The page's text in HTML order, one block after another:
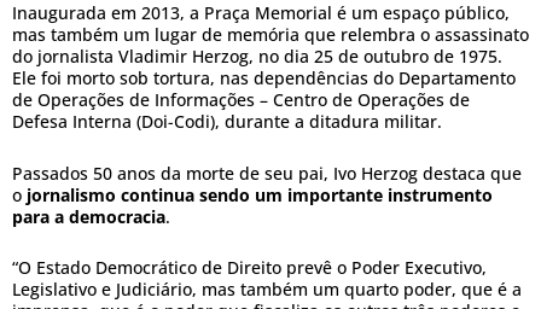
Inaugurada em 2013, a Praça Memorial é um espaço público,
mas também um lugar de memória que relembra o assassinato
do jornalista Vladimir Herzog, no dia 25 de outubro de 1975.
Ele foi morto sob tortura, nas dependências do Departamento
de Operações de Informações – Centro de Operações de
Defesa Interna (Doi-Codi), durante a ditadura militar.
Passados 50 anos da morte de seu pai, Ivo Herzog destaca que
o jornalismo continua sendo um importante instrumento
para a democracia.
“O Estado Democrático de Direito prevê o Poder Executivo,
Legislativo e Judiciário, mas também um quarto poder, que é a